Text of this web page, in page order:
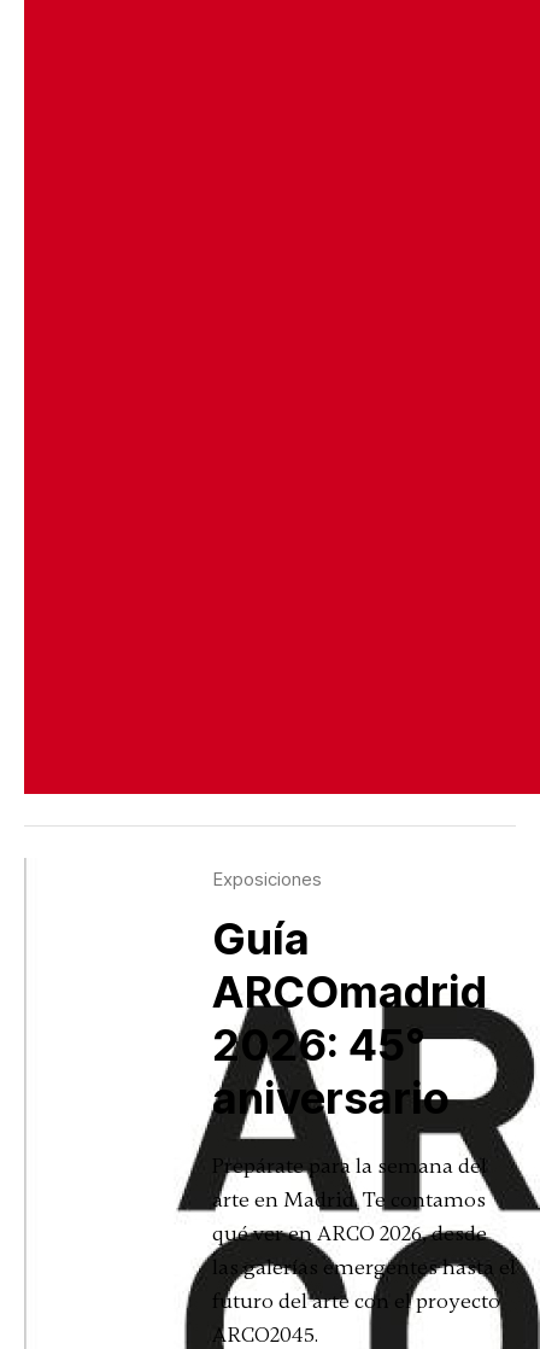
Exposiciones
Guía
ARCOmadrid
2026: 45°
aniversario
Prepárate para la semana del
arte en Madrid. Te contamos
qué ver en ARCO 2026, desde
las galerías emergentes hasta el
futuro del arte con el proyecto
ARCO2045.